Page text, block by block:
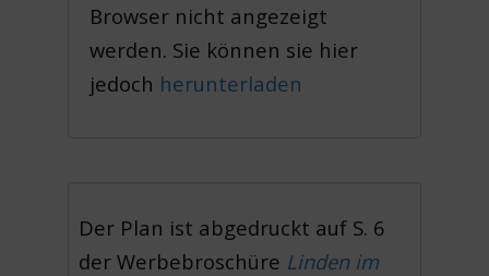
Browser nicht angezeigt
werden. Sie können sie hier
jedoch herunterladen
Der Plan ist abgedruckt auf S. 6
der Werbebroschüre Linden im